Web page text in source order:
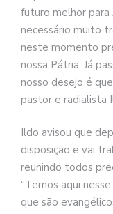
futuro melhor para
necessário muito
neste momento
nossa Pátria. Já
nosso desejo é
pastor e radialista
Ildo avisou que
disposição e vai
reunindo todos
“Temos aqui
que são